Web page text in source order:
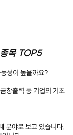
목 TOP5
성이 높을까요?
창출력 등 기업의 기초
분야로 보고 있습니다.